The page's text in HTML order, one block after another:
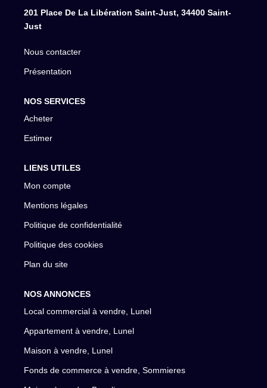
201 Place De La Libération Saint-Just, 34400 Saint-
Just
Nous contacter
Présentation
NOS SERVICES
Acheter
Estimer
LIENS UTILES
Mon compte
Mentions légales
Politique de confidentialité
Politique des cookies
Plan du site
NOS ANNONCES
Local commercial à vendre, Lunel
Appartement à vendre, Lunel
Maison à vendre, Lunel
Fonds de commerce à vendre, Sommieres